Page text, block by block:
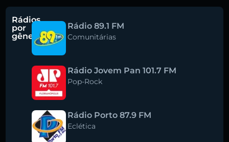
Rádios
por
gênero
Rádio 89.1 FM
Comunitárias
Rádio Jovem Pan 101.7 FM
Pop-Rock
Rádio Porto 87.9 FM
Eclética